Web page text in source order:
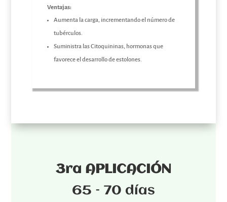
Ventajas:
Aumenta la carga, incrementando el número de
tubérculos.
Suministra las Citoquininas, hormonas que
favorece el desarrollo de estolones.
3ra APLICACIÓN
65 – 70 días